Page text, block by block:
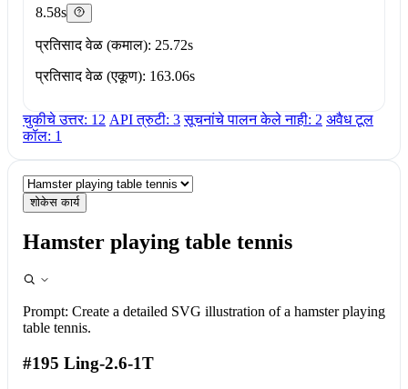
8.58s
प्रतिसाद वेळ (कमाल): 25.72s
प्रतिसाद वेळ (एकूण): 163.06s
चुकीचे उत्तर: 12 API त्रुटी: 3 सूचनांचे पालन केले नाही: 2 अवैध टूल
कॉल: 1
शोकेस कार्य
Hamster playing table tennis
Prompt: Create a detailed SVG illustration of a hamster playing
table tennis.
#195 Ling-2.6-1T